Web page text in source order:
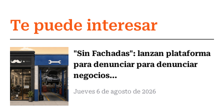
Te puede interesar
"Sin Fachadas": lanzan plataforma
para denunciar para denunciar
negocios...
Jueves 6 de agosto de 2026